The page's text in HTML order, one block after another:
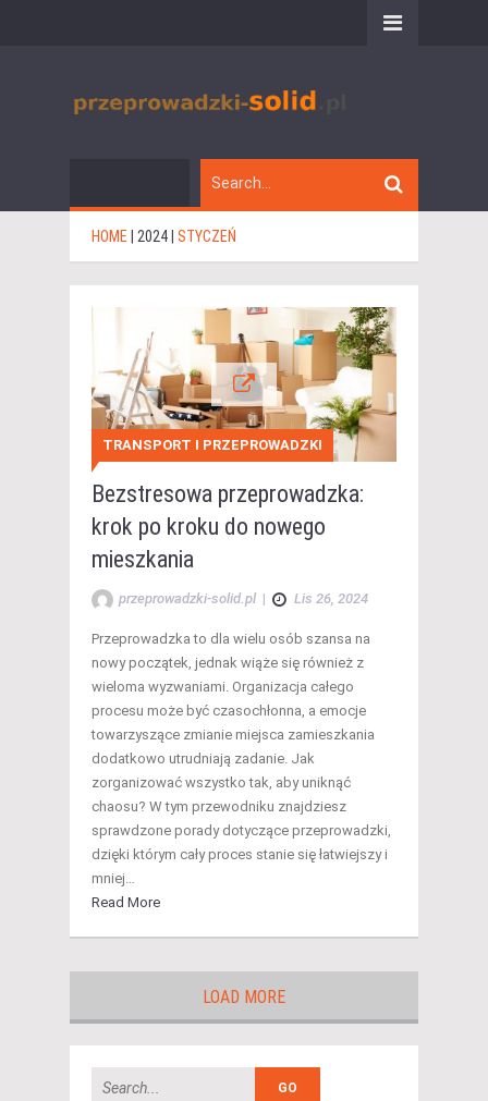
HOME 2024 STYCZEŃ
TRANSPORT I PRZEPROWADZKI
Bezstresowa przeprowadzka:
krok po kroku do nowego
mieszkania
przeprowadzki-solid.pl | Lis 26, 2024
Przeprowadzka to dla wielu osób szansa na
nowy początek, jednak wiąże się również z
wieloma wyzwaniami. Organizacja całego
procesu może być czasochłonna, a emocje
towarzyszące zmianie miejsca zamieszkania
dodatkowo utrudniają zadanie. Jak
zorganizować wszystko tak, aby uniknąć
chaosu? W tym przewodniku znajdziesz
sprawdzone porady dotyczące przeprowadzki,
dzięki którym cały proces stanie się łatwiejszy i
mniej…
Read More
LOAD MORE